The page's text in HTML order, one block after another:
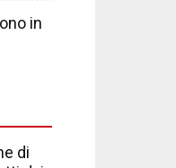
in
di